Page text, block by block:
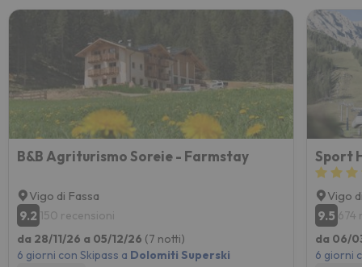
B&B Agriturismo Soreie - Farmstay
Vigo di Fassa
9.2 150 recensioni
da 28/11/26 a 05/12/26 (7 notti)
6 giorni con Skipass a Dolomiti Superski
Sport
Vigo
9.5 674
da 06/
6 giorni